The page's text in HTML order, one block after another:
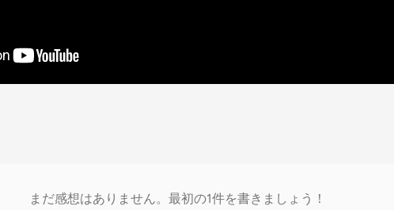
まだ感想はありません。最初の1件を書きましょう！